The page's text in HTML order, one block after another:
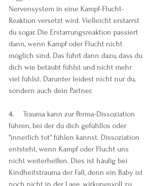
Nervensystem in eine Kampf-Flucht-
Reaktion versetzt wird. Vielleicht erstarrst
du sogar. Die Erstarrungsreaktion passiert
dann, wenn Kampf oder Flucht nicht
möglich sind. Das führt dann dazu, dass du
dich wie betäubt fühlst und nicht mehr
viel fühlst. Darunter leidest nicht nur du,
sondern auch dein Partner.
4. Trauma kann zur Perma-Dissoziation
führen, bei der du dich gefühllos oder
"innerlich tot" fühlen kannst. Dissoziation
entsteht, wenn Kampf oder Flucht uns
nicht weiterhelfen. Dies ist häufig bei
Kindheitstrauma der Fall, denn ein Baby ist
noch nicht in der Lage, wirkungsvoll zu